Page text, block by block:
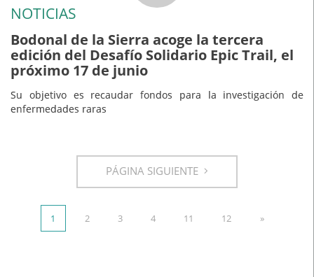
NOTICIAS
Bodonal de la Sierra acoge la tercera
edición del Desafío Solidario Epic Trail, el
próximo 17 de junio
Su objetivo es recaudar fondos para la investigación de
enfermedades raras
PÁGINA SIGUIENTE
1 2 3 4 11 12 »